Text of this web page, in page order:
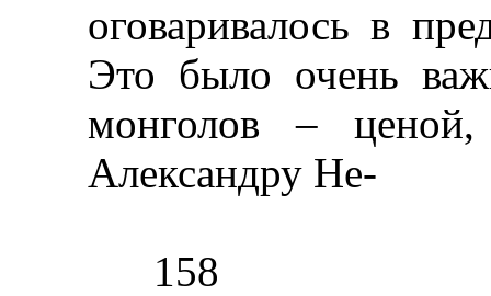
оговаривалось в
Это было очень
монголов –
Александру Не-
158